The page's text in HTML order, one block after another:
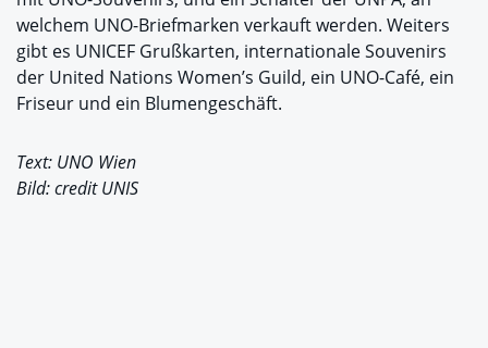
welchem UNO-Briefmarken verkauft werden. Weiters
gibt es UNICEF Grußkarten, internationale Souvenirs
der United Nations Women’s Guild, ein UNO-Café, ein
Friseur und ein Blumengeschäft.
Text: UNO Wien
Bild: credit UNIS